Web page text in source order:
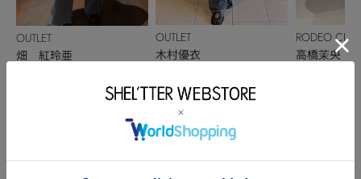
OUTLET
畑 紅玲亜
OUTLET
木村優衣
RODEO
BOWL
高橋茉央